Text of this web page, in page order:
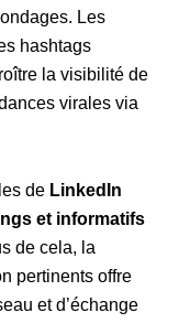
Les
hashtags
la visibilité de
virales via
de LinkedIn
et informatifs
de cela, la
pertinents offre
et d’échange